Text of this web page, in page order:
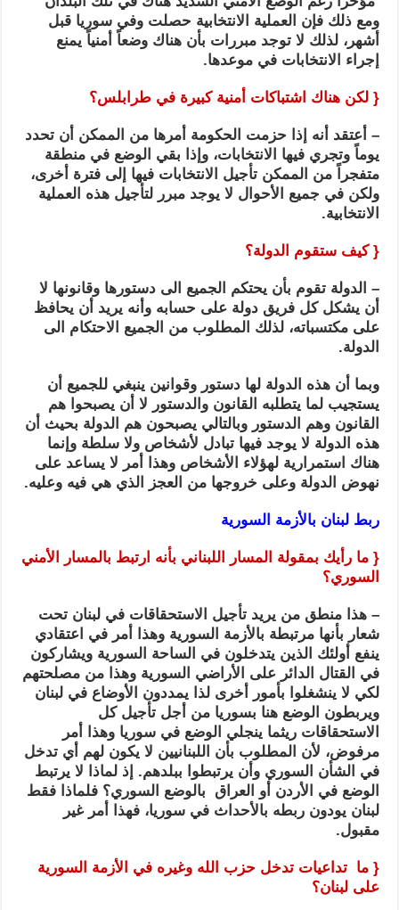
ومع ذلك فإن العملية الانتخابية حصلت وفي سوريا قبل
أشهر، لذلك لا توجد مبررات بأن هناك وضعاً أمنياً يمنع
إجراء الانتخابات في موعدها.
{ لكن هناك اشتباكات أمنية كبيرة في طرابلس؟
– أعتقد أنه إذا حزمت الحكومة أمرها من الممكن أن تحدد
يوماً وتجري فيها الانتخابات، وإذا بقي الوضع في منطقة
متفجراً من الممكن تأجيل الانتخابات فيها إلى فترة أخرى،
ولكن في جميع الأحوال لا يوجد مبرر لتأجيل هذه العملية
الانتخابية.
{ كيف ستقوم الدولة؟
– الدولة تقوم بأن يحتكم الجميع الى دستورها وقانونها لا
أن يشكل كل فريق دولة على حسابه وأنه يريد أن يحافظ
على مكتسباته، لذلك المطلوب من الجميع الاحتكام الى
الدولة.
وبما أن هذه الدولة لها دستور وقوانين ينبغي للجميع أن
يستجيب لما يتطلبه القانون والدستور لا أن يصبحوا هم
القانون وهم الدستور وبالتالي يصبحون هم الدولة بحيث أن
هذه الدولة لا يوجد فيها تبادل لأشخاص ولا سلطة وإنما
هناك استمرارية لهؤلاء الأشخاص وهذا أمر لا يساعد على
نهوض الدولة وعلى خروجها من العجز الذي هي فيه وعليه.
ربط لبنان بالأزمة السورية
{ ما رأيك بمقولة المسار اللبناني بأنه ارتبط بالمسار الأمني
السوري؟
– هذا منطق من يريد تأجيل الاستحقاقات في لبنان تحت
شعار بأنها مرتبطة بالأزمة السورية وهذا أمر في اعتقادي
ينفع أولئك الذين يتدخلون في الساحة السورية ويشاركون
في القتال الدائر على الأراضي السورية وهذا من مصلحتهم
لكي لا ينشغلوا بأمور أخرى لذا يمددون الأوضاع في لبنان
ويربطون الوضع هنا بسوريا من أجل تأجيل كل
الاستحقاقات ريثما ينجلي الوضع في سوريا وهذا أمر
مرفوض، لأن المطلوب بأن اللبنانيين لا يكون لهم أي تدخل
في الشأن السوري وأن يرتبطوا ببلدهم. إذ لماذا لا يرتبط
الوضع في الأردن أو العراق بالوضع السوري؟ فلماذا فقط
لبنان يودون ربطه بالأحداث في سوريا، فهذا أمر غير
مقبول.
{ ما تداعيات تدخل حزب الله وغيره في الأزمة السورية
على لبنان؟